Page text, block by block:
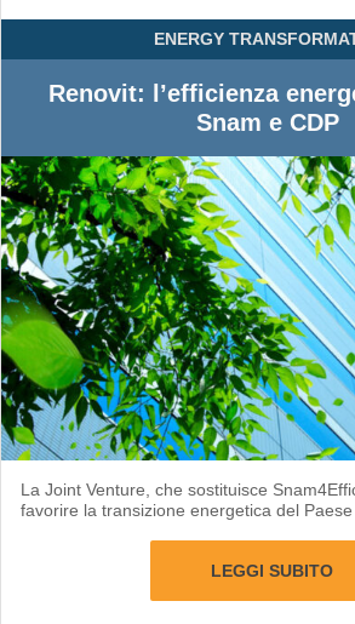
ENERGY
Renovit: l’efficienza
Snam e CDP
La Joint Venture, che sostituisce
favorire la transizione energetica del Paese
LEGGI SUBITO